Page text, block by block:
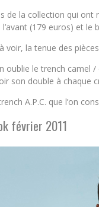
de la collection qui
(179 euros) et
voir, la tenue des
oublie le trench camel
son double à chaque
A.P.C. que l’on
février 2011